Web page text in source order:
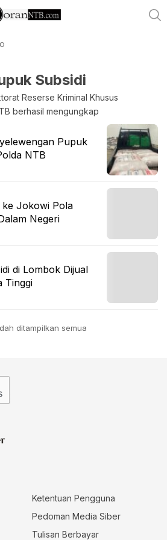
Subsidi
Reserse Kriminal Khusus
berhasil mengungkap
Pupuk
NTB
Jokowi Pola
Negeri
di Lombok Dijual
Tinggi
ditampilkan semua
Ketentuan Pengguna
Pedoman Media Siber
Tulisan Berbayar